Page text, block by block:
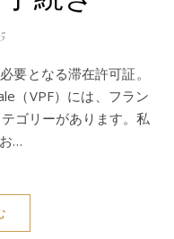
（VPF）には、フラン
ゴリーがあります。私
…